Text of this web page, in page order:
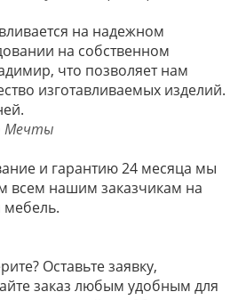
на надежном
на собственном
что позволяет нам
изготавливаемых изделий.
и гарантию 24 месяца мы
всем нашим заказчикам на
Оставьте заявку,
заказ любым удобным для